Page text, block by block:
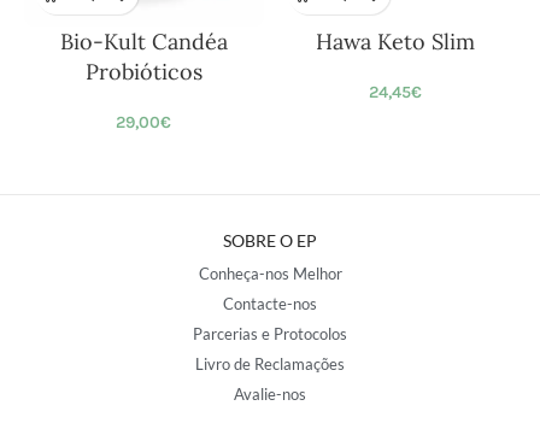
Bio-Kult Candéa
Probióticos
29,00€
Hawa Keto Slim
24,45€
SOBRE O EP
Conheça-nos Melhor
Contacte-nos
Parcerias e Protocolos
Livro de Reclamações
Avalie-nos